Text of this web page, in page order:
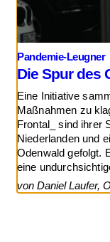
Pandemie-Leugner
Die Spur des
Eine Initiative
Maßnahmen zu
Frontal_ sind ihrer
Niederlanden und
Odenwald gefolgt.
eine
von Daniel Laufer,